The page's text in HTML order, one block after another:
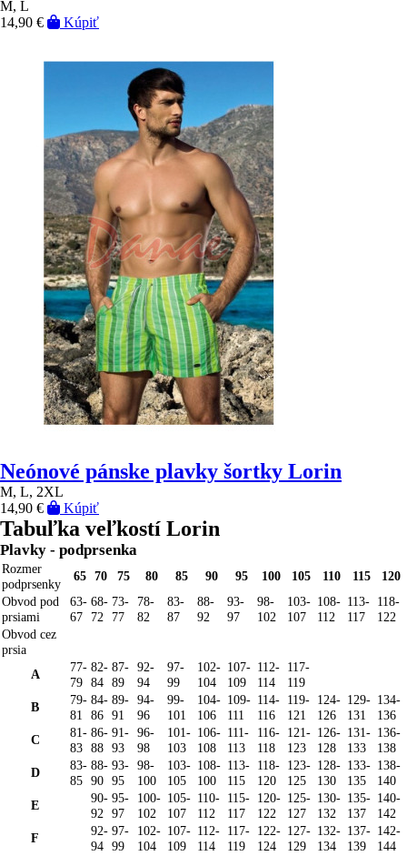
M, L
14,90 €
Kúpiť
Neónové pánske plavky šortky Lorin
M, L, 2XL
14,90 €
Kúpiť
Tabuľka veľkostí Lorin
Plavky - podprsenka
Rozmer
podprsenky
65 70 75 80 85 90 95 100 105 110 115
120
Obvod pod
prsiami
63-
67
68-
72
73-
77
78-
82
83-
87
88-
92
93-
97
98-
102
103-
107
108-
112
113-
117
118-
122
Obvod cez
prsia
A
77-
79
82-
84
87-
89
92-
94
97-
99
102-
104
107-
109
112-
114
117-
119
B
79-
81
84-
86
89-
91
94-
96
99-
101
104-
106
109-
111
114-
116
119-
121
124-
126
129-
131
134-
136
C
81-
83
86-
88
91-
93
96-
98
101-
103
106-
108
111-
113
116-
118
121-
123
126-
128
131-
133
136-
138
D
83-
85
88-
90
93-
95
98-
100
103-
105
108-
100
113-
115
118-
120
123-
125
128-
130
133-
135
138-
140
E
90-
92
95-
97
100-
102
105-
107
110-
112
115-
117
120-
122
125-
127
130-
132
135-
137
140-
142
F
92-
94
97-
99
102-
104
107-
109
112-
114
117-
119
122-
124
127-
129
132-
134
137-
139
142-
144